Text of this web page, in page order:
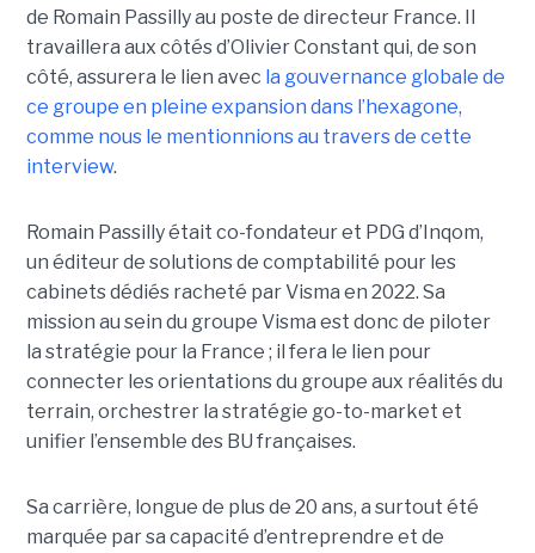
de Romain Passilly au poste de directeur France. Il
travaillera aux côtés d’Olivier Constant qui, de son
côté, assurera le lien avec la gouvernance globale de
ce groupe en pleine expansion dans l’hexagone,
comme nous le mentionnions au travers de cette
interview.
Romain Passilly était co-fondateur et PDG d’Inqom,
un éditeur de solutions de comptabilité pour les
cabinets dédiés racheté par Visma en 2022. Sa
mission au sein du groupe Visma est donc de piloter
la stratégie pour la France ; il fera le lien pour
connecter les orientations du groupe aux réalités du
terrain, orchestrer la stratégie go-to-market et
unifier l’ensemble des BU françaises.
Sa carrière, longue de plus de 20 ans, a surtout été
marquée par sa capacité d’entreprendre et de